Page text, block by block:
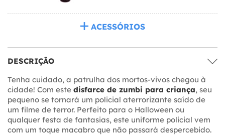
ACESSÓRIOS
DESCRIÇÃO
Tenha cuidado, a patrulha dos mortos-vivos chegou à
cidade! Com este disfarce de zumbi para criança, seu
pequeno se tornará um policial aterrorizante saído de
um filme de terror. Perfeito para o Halloween ou
qualquer festa de fantasias, este uniforme policial vem
com um toque macabro que não passará despercebido.